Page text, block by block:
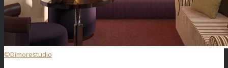
©Dimorestudio